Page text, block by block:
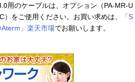
用のケーブルは、オプション（PA-MR-U
）をご使用ください。お買い求めは、
「S
」楽天市場でお願いします。